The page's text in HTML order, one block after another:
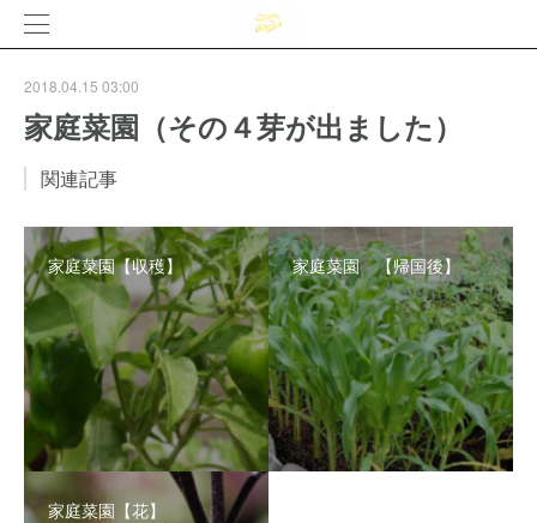
2018.04.15 03:00
家庭菜園（その４芽が出ました）
関連記事
家庭菜園【収穫】 家庭菜園 【帰国後】
家庭菜園【花】